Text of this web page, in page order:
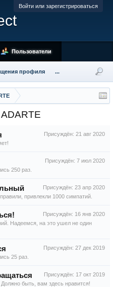
Войти или зарегистрироваться
Присуждён: 21 авг 2020
Присуждён: 7 июл 2020
250 раз.
Присуждён: 23 апр 2020
привлекли 1000 симпатий.
Присуждён: 16 янв 2020
Надеемся, на это ушел не один
Присуждён: 27 дек 2019
25 раз.
Присуждён: 17 окт 2019
быть, вам здесь нравится!
Пользователи
профиля ...